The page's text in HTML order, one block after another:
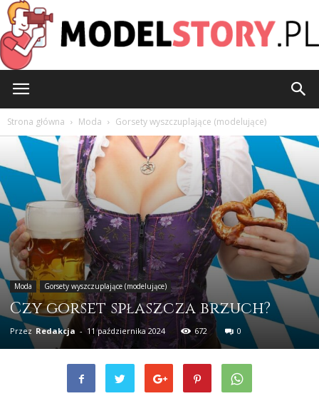
Strona główna Moda Gorsety wyszczuplające (modelujące)
Moda Gorsety wyszczuplające (modelujące)
Czy gorset spłaszcza brzuch?
Przez Redakcja - 11 października 2024 672 0